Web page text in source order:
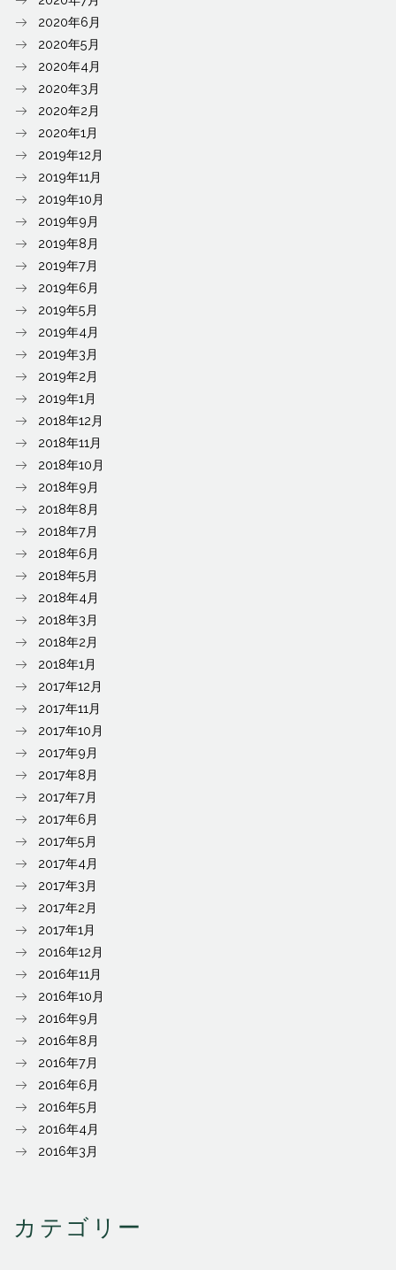
2020年6月
2020年5月
2020年4月
2020年3月
2020年2月
2020年1月
2019年12月
2019年11月
2019年10月
2019年9月
2019年8月
2019年7月
2019年6月
2019年5月
2019年4月
2019年3月
2019年2月
2019年1月
2018年12月
2018年11月
2018年10月
2018年9月
2018年8月
2018年7月
2018年6月
2018年5月
2018年4月
2018年3月
2018年2月
2018年1月
2017年12月
2017年11月
2017年10月
2017年9月
2017年8月
2017年7月
2017年6月
2017年5月
2017年4月
2017年3月
2017年2月
2017年1月
2016年12月
2016年11月
2016年10月
2016年9月
2016年8月
2016年7月
2016年6月
2016年5月
2016年4月
2016年3月
カテゴリー